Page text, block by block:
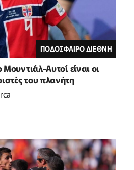
ΠΟΔΟΣΦΑΙΡΟ ΔΙΕΘΝΗ
Αυτοί είναι οι
του πλανήτη